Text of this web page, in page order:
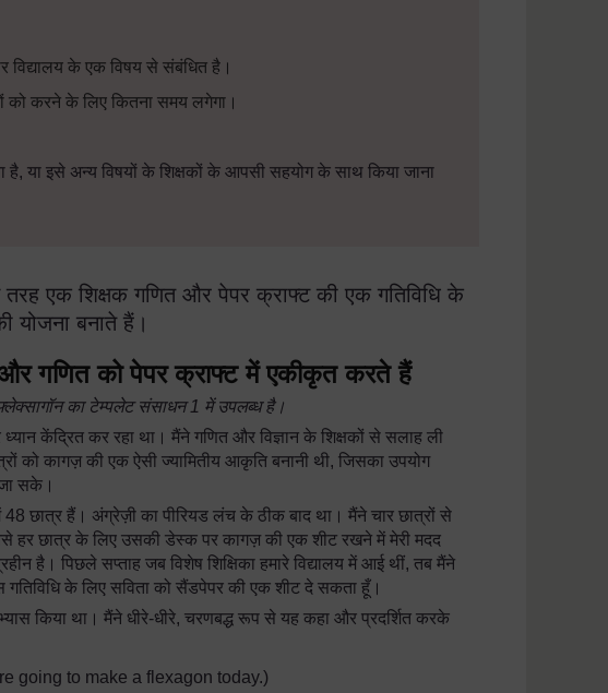
विद्यालय के एक विषय से संबंधित है।
को करने के लिए कितना समय लगेगा।
या इसे अन्य विषयों के शिक्षकों के आपसी सहयोग के साथ किया जाना
एक शिक्षक गणित और पेपर क्राफ्ट की एक गतिविधि के
योजना बनाते हैं।
गणित को पेपर क्राफ्ट में एकीकृत करते हैं
का टेम्पलेट संसाधन1 में उपलब्ध है।
केंद्रित कर रहा था। मैंने गणित और विज्ञान के शिक्षकों से सलाह ली
को कागज़ की एक ऐसी ज्यामितीय आकृति बनानी थी, जिसका उपयोग
सके।
48 छात्र हैं। अंग्रेज़ी का पीरियड लंच के ठीक बाद था। मैंने चार छात्रों से
हर छात्र के लिए उसकी डेस्क पर कागज़ की एक शीट रखने में मेरी मदद
है। पिछले सप्ताह जब विशेष शिक्षिका हमारे विद्यालय में आई थीं, तब मैंने
के लिए सविता को सैंडपेपर की एक शीट दे सकता हूँ।
किया था। मैंने धीरे-धीरे, चरणबद्ध रूप से यह कहा और प्रदर्शित करके
going to make a flexagon today.)